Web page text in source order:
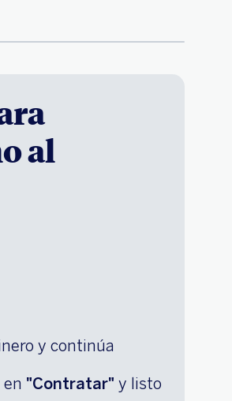
al
y continúa
"Contratar" y listo